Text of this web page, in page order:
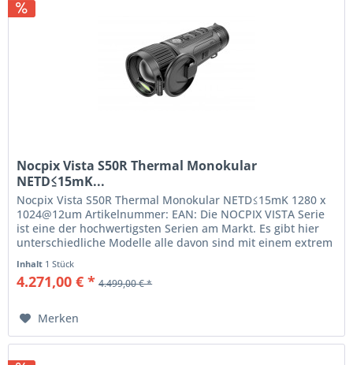
Nocpix Vista S50R Thermal Monokular
NETD≤15mK...
Nocpix Vista S50R Thermal Monokular NETD≤15mK 1280 x
1024@12um Artikelnummer: EAN: Die NOCPIX VISTA Serie
ist eine der hochwertigsten Serien am Markt. Es gibt hier
unterschiedliche Modelle alle davon sind mit einem extrem
Inhalt 1 Stück
4.271,00 € * 4.499,00 € *
Merken